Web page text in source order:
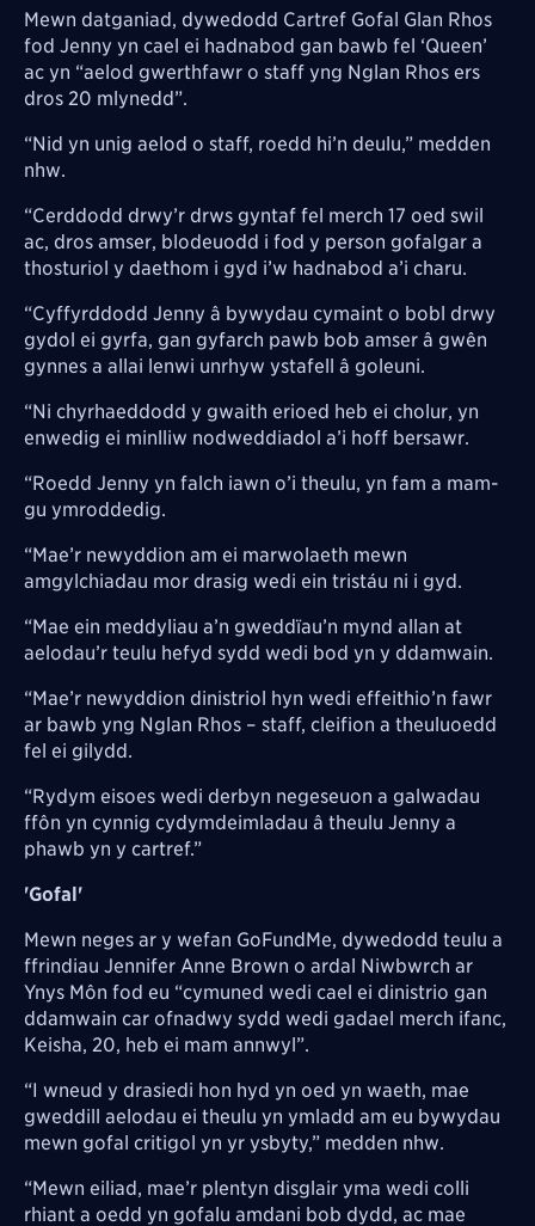
Mewn datganiad, dywedodd Cartref Gofal Glan Rhos
fod Jenny yn cael ei hadnabod gan bawb fel ‘Queen’
ac yn “aelod gwerthfawr o staff yng Nglan Rhos ers
dros 20 mlynedd”.
“Nid yn unig aelod o staff, roedd hi’n deulu,” medden
nhw.
“Cerddodd drwy’r drws gyntaf fel merch 17 oed swil
ac, dros amser, blodeuodd i fod y person gofalgar a
thosturiol y daethom i gyd i’w hadnabod a’i charu.
“Cyffyrddodd Jenny â bywydau cymaint o bobl drwy
gydol ei gyrfa, gan gyfarch pawb bob amser â gwên
gynnes a allai lenwi unrhyw ystafell â goleuni.
“Ni chyrhaeddodd y gwaith erioed heb ei cholur, yn
enwedig ei minlliw nodweddiadol a’i hoff bersawr.
“Roedd Jenny yn falch iawn o’i theulu, yn fam a mam-
gu ymroddedig.
“Mae’r newyddion am ei marwolaeth mewn
amgylchiadau mor drasig wedi ein tristáu ni i gyd.
“Mae ein meddyliau a’n gweddïau’n mynd allan at
aelodau’r teulu hefyd sydd wedi bod yn y ddamwain.
“Mae’r newyddion dinistriol hyn wedi effeithio’n fawr
ar bawb yng Nglan Rhos – staff, cleifion a theuluoedd
fel ei gilydd.
“Rydym eisoes wedi derbyn negeseuon a galwadau
ffôn yn cynnig cydymdeimladau â theulu Jenny a
phawb yn y cartref.”
'Gofal'
Mewn neges ar y wefan GoFundMe, dywedodd teulu a
ffrindiau Jennifer Anne Brown o ardal Niwbwrch ar
Ynys Môn fod eu “cymuned wedi cael ei dinistrio gan
ddamwain car ofnadwy sydd wedi gadael merch ifanc,
Keisha, 20, heb ei mam annwyl”.
“I wneud y drasiedi hon hyd yn oed yn waeth, mae
gweddill aelodau ei theulu yn ymladd am eu bywydau
mewn gofal critigol yn yr ysbyty,” medden nhw.
“Mewn eiliad, mae’r plentyn disglair yma wedi colli
rhiant a oedd yn gofalu amdani bob dydd, ac mae